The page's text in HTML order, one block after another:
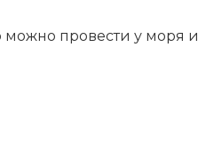
провести у моря